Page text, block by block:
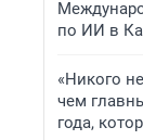
по ИИ в
«Никого
чем
года,